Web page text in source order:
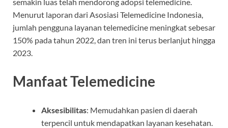
Menurut laporan dari Asosiasi Telemedicine Indonesia,
jumlah pengguna layanan telemedicine meningkat sebesar
150% pada tahun 2022, dan tren ini terus berlanjut hingga
2023.
Manfaat Telemedicine
Aksesibilitas: Memudahkan pasien di daerah
terpencil untuk mendapatkan layanan kesehatan.